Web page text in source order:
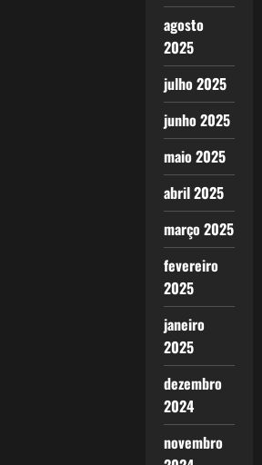
agosto
2025
julho 2025
junho 2025
maio 2025
abril 2025
março 2025
fevereiro
2025
janeiro
2025
dezembro
2024
novembro